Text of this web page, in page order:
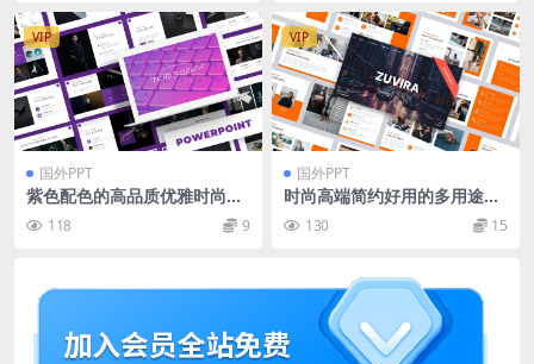
VIP
国外PPT
紫色配色的高品质优雅时尚高
端powerpoint幻灯片演示模
板（pptx）
118 9
VIP
国外PPT
时尚高端简约好用的多用途po
werpoint幻灯片演示模板（p
ptx）
130 15